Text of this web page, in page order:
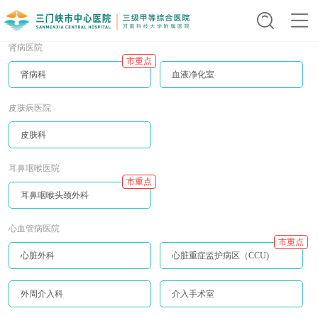
肾病医院
肾病科
市重点
血液净化室
皮肤病医院
皮肤科
耳鼻咽喉医院
耳鼻咽喉头颈外科
市重点
心血管病医院
心脏外科 心脏重症监护病区（CCU)
市重点
外周介入科 介入手术室